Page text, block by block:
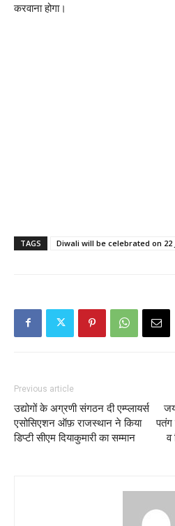
करवाना होगा।
TAGS Diwali will be celebrated on 22
Previous article
उद्योगों के अग्रणी संगठन दी एम्प्लायर्स
एसोसिएशन ऑफ़ राजस्थान ने किया
डिप्टी सीएम दियाकुमारी का सम्मान
पतंग
व